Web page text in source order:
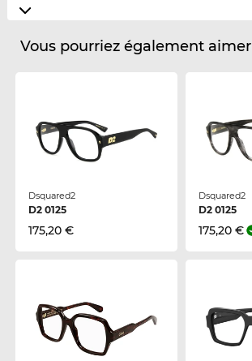
Vous pourriez également aimer
Dsquared2
D2 0125
175,20 €
Dsquared2
D2 0125
175,20 €